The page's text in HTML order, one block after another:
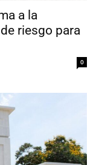
a la
riesgo para
0